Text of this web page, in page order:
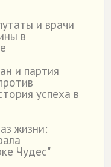
и врачи
в
и партия
успеха в
жизни:
Чудес"